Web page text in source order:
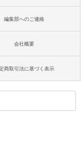
編集部へのご連絡
会社概要
商取引法に基づく表示